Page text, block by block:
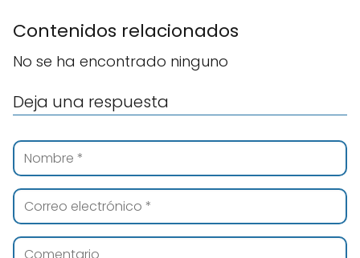
Contenidos relacionados
No se ha encontrado ninguno
Deja una respuesta